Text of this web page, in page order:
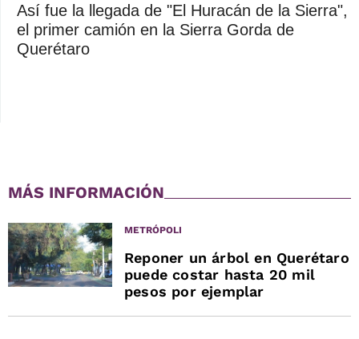
Así fue la llegada de "El Huracán de la Sierra",
el primer camión en la Sierra Gorda de
Querétaro
MÁS INFORMACIÓN
METRÓPOLI
Reponer un árbol en Querétaro
puede costar hasta 20 mil
pesos por ejemplar